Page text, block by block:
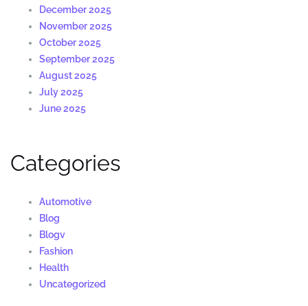
December 2025
November 2025
October 2025
September 2025
August 2025
July 2025
June 2025
Categories
Automotive
Blog
Blogv
Fashion
Health
Uncategorized